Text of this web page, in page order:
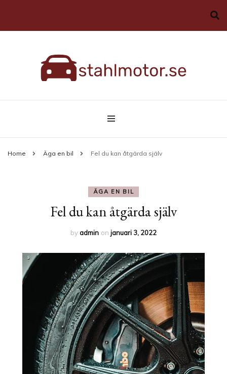
stahlmotor.se
Home Äga en bil Fel du kan åtgärda själv
ÄGA EN BIL
Fel du kan åtgärda själv
byadmin on januari 3, 2022